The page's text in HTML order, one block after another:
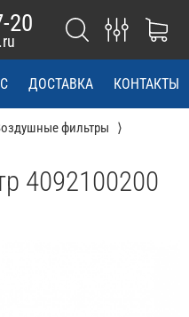
ДОСТАВКА КОНТАКТЫ
20
фильтры
4092100200